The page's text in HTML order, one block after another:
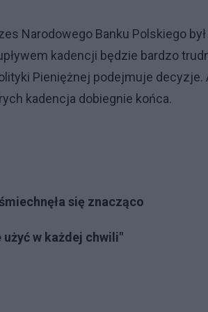
Narodowego Banku Polskiego był
kadencji będzie bardzo
Pieniężnej podejmuje decyzje.
kadencja dobiegnie końca.
się znacząco
w każdej chwili"